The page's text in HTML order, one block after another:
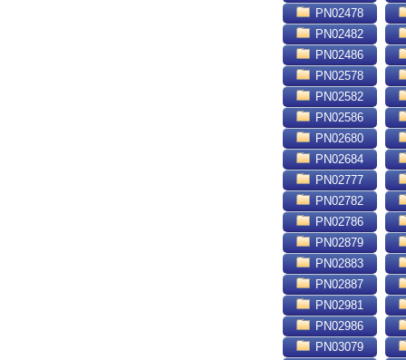
PN02478
PN02482
PN02486
PN02578
PN02582
PN02586
PN02680
PN02684
PN02777
PN02782
PN02786
PN02879
PN02883
PN02887
PN02981
PN02986
PN03079